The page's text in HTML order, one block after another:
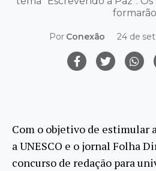
formarão
Por Conexão 24 de
Com o objetivo de estimular
a UNESCO e o jornal Folha
concurso de redação para